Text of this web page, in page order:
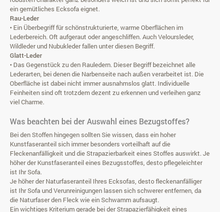
ein gemütliches Ecksofa eignet.
Rau-Leder
• Ein Überbegriff für schönstrukturierte, warme Oberflächen im
Lederbereich. Oft aufgeraut oder angeschliffen. Auch Veloursleder,
Wildleder und Nubukleder fallen unter diesen Begriff.
Glatt-Leder
• Das Gegenstück zu den Rauledern. Dieser Begriff bezeichnet alle
Lederarten, bei denen die Narbenseite nach außen verarbeitet ist. Die
Oberfläche ist dabei nicht immer ausnahmslos glatt. Individuelle
Feinheiten sind oft trotzdem dezent zu erkennen und verleihen ganz
viel Charme.
Was beachten bei der Auswahl eines Bezugstoffes?
Bei den Stoffen hingegen sollten Sie wissen, dass ein hoher
Kunstfaseranteil sich immer besonders vorteilhaft auf die
Fleckenanfälligkeit und die Strapazierbarkeit eines Stoffes auswirkt. Je
höher der Kunstfaseranteil eines Bezugsstoffes, desto pflegeleichter
ist Ihr Sofa.
Je höher der Naturfaseranteil Ihres Ecksofas, desto fleckenanfälliger
ist Ihr Sofa und Verunreinigungen lassen sich schwerer entfernen, da
die Naturfaser den Fleck wie ein Schwamm aufsaugt.
Ein wichtiges Kriterium gerade bei der Strapazierfähigkeit eines